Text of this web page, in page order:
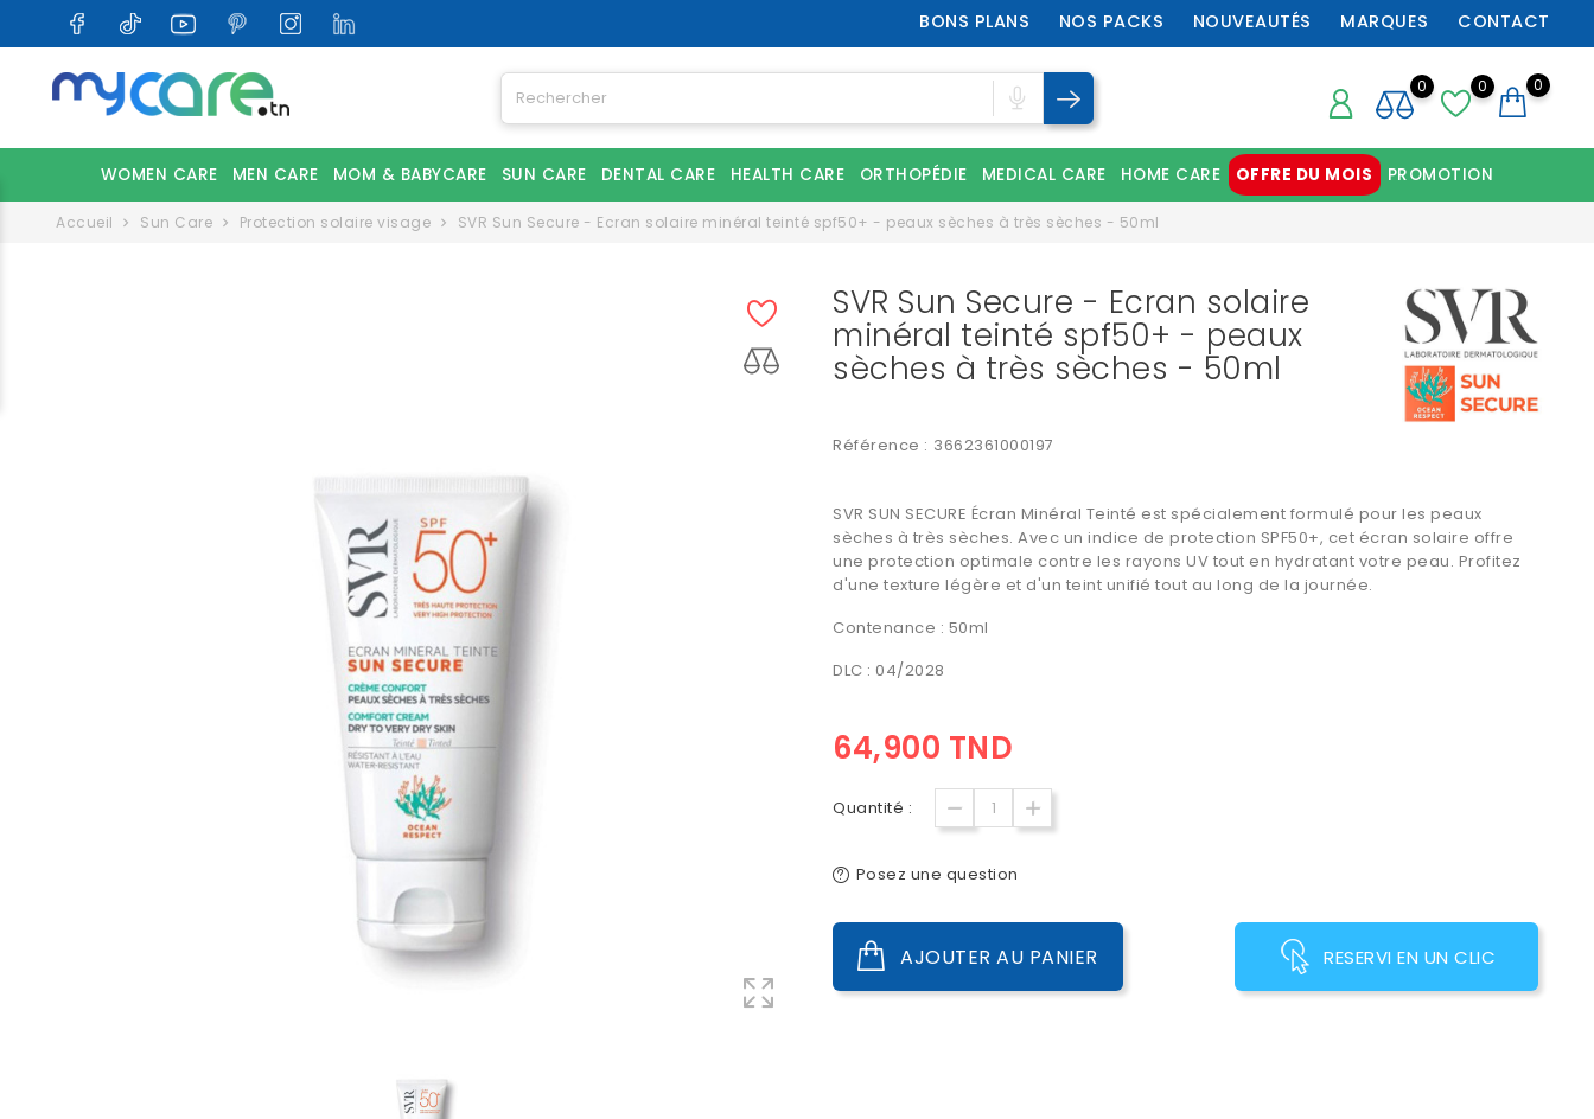
BONS PLANS NOS PACKS NOUVEAUTÉS MARQUES CONTACT
0 0
0
WOMEN CARE MEN CARE MOM & BABYCARE SUN CARE DENTAL CARE HEALTH CARE ORTHOPÉDIE MEDICAL CARE HOME CARE OFFRE DU MOIS PROMOTION
Accueil Sun Care Protection solaire visage SVR Sun Secure - Ecran solaire minéral teinté spf50+ - peaux sèches à très sèches - 50ml
SVR Sun Secure - Ecran solaire
minéral teinté spf50+ - peaux
sèches à très sèches - 50ml
Référence : 3662361000197
SVR SUN SECURE Écran Minéral Teinté est spécialement formulé pour les peaux
sèches à très sèches. Avec un indice de protection SPF50+, cet écran solaire offre
une protection optimale contre les rayons UV tout en hydratant votre peau. Profitez
d'une texture légère et d'un teint unifié tout au long de la journée.
Contenance : 50ml
DLC : 04/2028
64,900 TND
Quantité :
Posez une question
AJOUTER AU PANIER RESERVI EN UN CLIC